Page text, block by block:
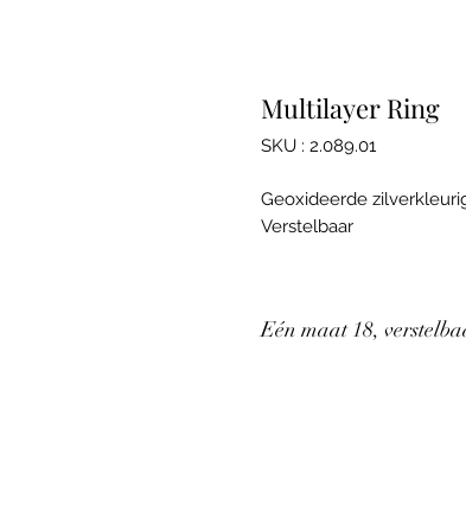
Multilayer Ring
SKU : 2.089.01
Geoxideerde
Verstelbaar
Eén maat 18,